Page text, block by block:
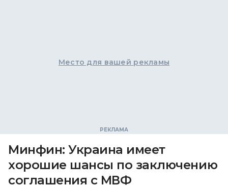
Место для вашей рекламы
Минфин: Украина имеет
хорошие шансы по заключению
соглашения с МВФ